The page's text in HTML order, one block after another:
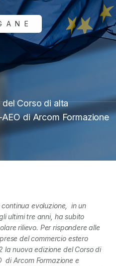
Corso di alta
di Arcom Formazione
evoluzione, in un
ultimi tre anni, ha subito
rilievo. Per rispondere alle
del commercio estero
la nuova edizione del Corso di
di Arcom Formazione e